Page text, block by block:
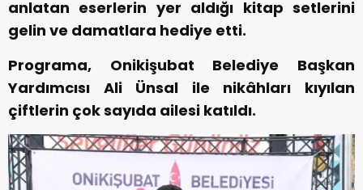
anlatan eserlerin yer aldığı kitap setlerini
gelin ve damatlara hediye etti.
Programa, Onikişubat Belediye Başkan
Yardımcısı Ali Ünsal ile nikâhları kıyılan
çiftlerin çok sayıda ailesi katıldı.